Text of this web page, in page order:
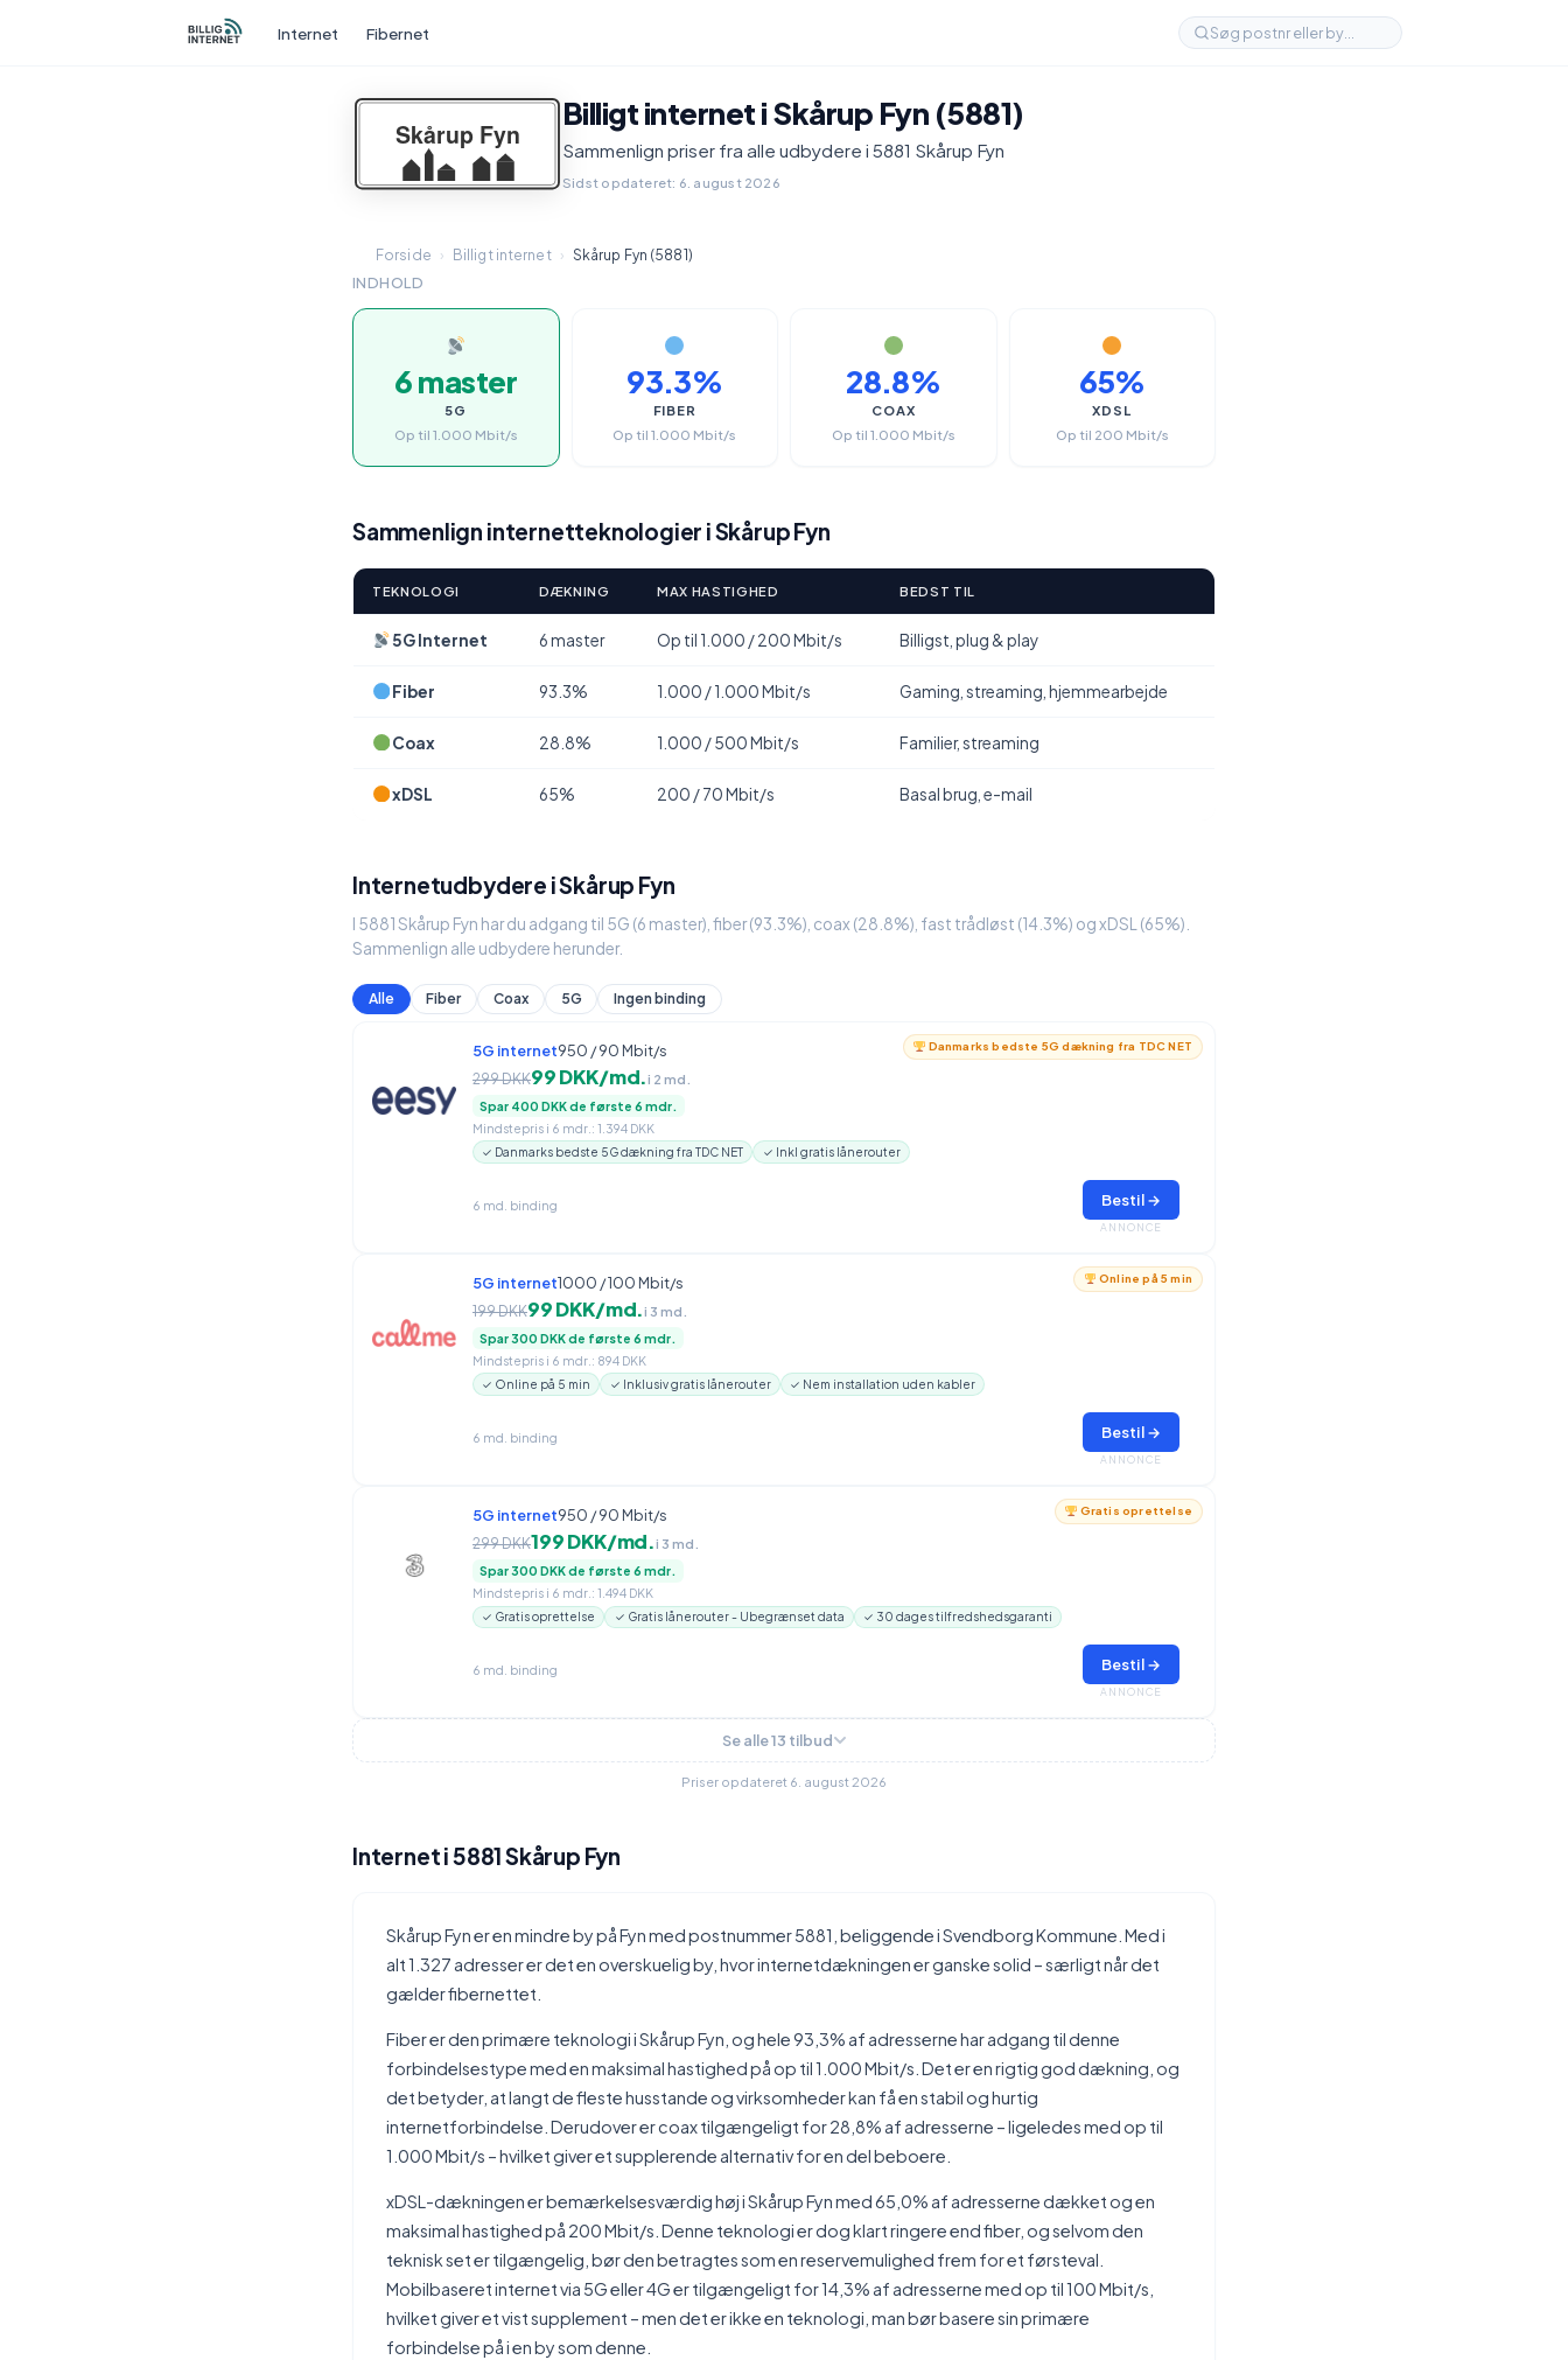
Internet Fibernet
Billigt internet i Skårup Fyn (5881)
Sammenlign priser fra alle udbydere i 5881 Skårup Fyn
Sidst opdateret: 6. august 2026
Forside › Billigt internet › Skårup Fyn (5881)
INDHOLD
6 master
5G
Op til 1.000 Mbit/s
93.3%
FIBER
Op til 1.000 Mbit/s
28.8%
COAX
Op til 1.000 Mbit/s
65%
XDSL
Op til 200 Mbit/s
Sammenlign internetteknologier i Skårup Fyn
TEKNOLOGI DÆKNING MAX HASTIGHED BEDST TIL
5G Internet 6 master Op til 1.000 / 200 Mbit/s Billigst, plug & play
Fiber 93.3% 1.000 / 1.000 Mbit/s Gaming, streaming, hjemmearbejde
Coax 28.8% 1.000 / 500 Mbit/s Familier, streaming
xDSL 65% 200 / 70 Mbit/s Basal brug, e-mail
Internetudbydere i Skårup Fyn
I 5881 Skårup Fyn har du adgang til 5G (6 master), fiber (93.3%), coax (28.8%), fast trådløst (14.3%) og xDSL (65%).
Sammenlign alle udbydere herunder.
Alle Fiber Coax 5G Ingen binding
Danmarks bedste 5G dækning fra TDC NET
5G internet950 / 90 Mbit/s
299 DKK99 DKK/md.i 2 md.
Spar 400 DKK de første 6 mdr.
Mindstepris i 6 mdr.: 1.394 DKK
✓ Danmarks bedste 5G dækning fra TDC NET ✓ Inkl gratis lånerouter
6 md. binding Bestil →
ANNONCE
Online på 5 min
5G internet1000 / 100 Mbit/s
199 DKK99 DKK/md.i 3 md.
Spar 300 DKK de første 6 mdr.
Mindstepris i 6 mdr.: 894 DKK
✓ Online på 5 min ✓ Inklusiv gratis lånerouter ✓ Nem installation uden kabler
6 md. binding Bestil →
ANNONCE
Gratis oprettelse
5G internet950 / 90 Mbit/s
299 DKK199 DKK/md.i 3 md.
Spar 300 DKK de første 6 mdr.
Mindstepris i 6 mdr.: 1.494 DKK
✓ Gratis oprettelse ✓ Gratis lånerouter - Ubegrænset data ✓ 30 dages tilfredshedsgaranti
6 md. binding Bestil →
ANNONCE
Se alle 13 tilbud
Priser opdateret 6. august 2026
Internet i 5881 Skårup Fyn
Skårup Fyn er en mindre by på Fyn med postnummer 5881, beliggende i Svendborg Kommune. Med i
alt 1.327 adresser er det en overskuelig by, hvor internetdækningen er ganske solid – særligt når det
gælder fibernettet.
Fiber er den primære teknologi i Skårup Fyn, og hele 93,3% af adresserne har adgang til denne
forbindelsestype med en maksimal hastighed på op til 1.000 Mbit/s. Det er en rigtig god dækning, og
det betyder, at langt de fleste husstande og virksomheder kan få en stabil og hurtig
internetforbindelse. Derudover er coax tilgængeligt for 28,8% af adresserne – ligeledes med op til
1.000 Mbit/s – hvilket giver et supplerende alternativ for en del beboere.
xDSL-dækningen er bemærkelsesværdig høj i Skårup Fyn med 65,0% af adresserne dækket og en
maksimal hastighed på 200 Mbit/s. Denne teknologi er dog klart ringere end fiber, og selvom den
teknisk set er tilgængelig, bør den betragtes som en reservemulighed frem for et førsteval.
Mobilbaseret internet via 5G eller 4G er tilgængeligt for 14,3% af adresserne med op til 100 Mbit/s,
hvilket giver et vist supplement – men det er ikke en teknologi, man bør basere sin primære
forbindelse på i en by som denne.